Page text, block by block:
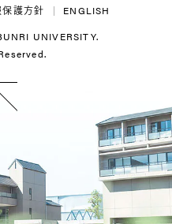
ENGLISH
護方針
UNIVERSITY.